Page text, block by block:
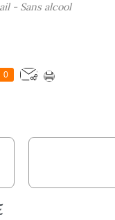
- Sans alcool
0